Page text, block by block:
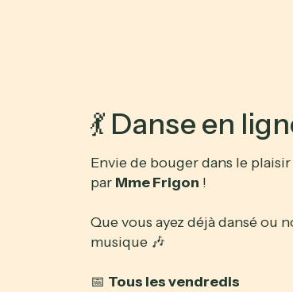
💃 Danse en
Envie de bouger dans le
par Mme Frigon !
Que vous ayez déjà dansé ou
musique 🎶
📅 Tous les vendredis